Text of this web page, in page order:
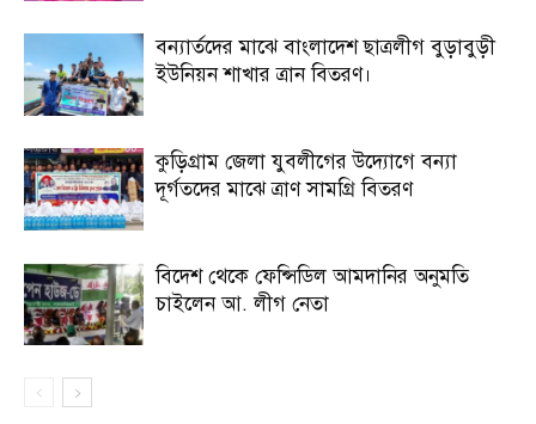
বন্যার্তদের মাঝে বাংলাদেশ ছাত্রলীগ বুড়াবুড়ী
ইউনিয়ন শাখার ত্রান বিতরণ।
কুড়িগ্রাম জেলা যুবলীগের উদ্যোগে বন্যা
দূর্গতদের মাঝে ত্রাণ সামগ্রি বিতরণ
বিদেশ থেকে ফেন্সিডিল আমদানির অনুমতি
চাইলেন আ. লীগ নেতা